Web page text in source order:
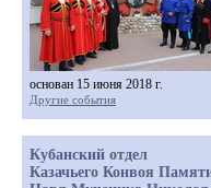
основан 15 июня 2018 г.
Другие события
Кубанский отдел
Казачьего Конвоя